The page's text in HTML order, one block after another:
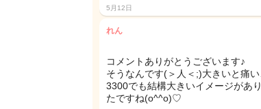
5月12日
れん
コメントありがとうございます♪
そうなんです(＞人＜;)大きいと痛
3300でも結構大きいイメージがあ
たですね(o^^o)♡